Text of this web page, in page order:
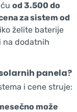
od 3.500 do
za sistem od
želite baterije
na dodatnih
panela?
i cene struje:
može